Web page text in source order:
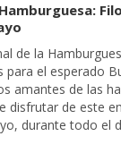
de la
el esperado
amantes de las
disfrutar de este
durante todo el